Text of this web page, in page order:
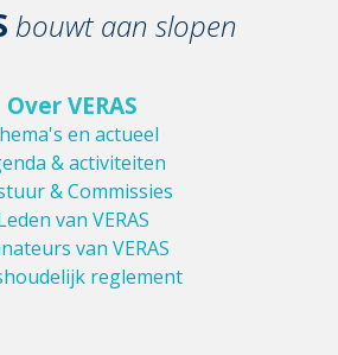
bouwt aan slopen
Over VERAS
en actueel
& activiteiten
& Commissies
van VERAS
van VERAS
reglement